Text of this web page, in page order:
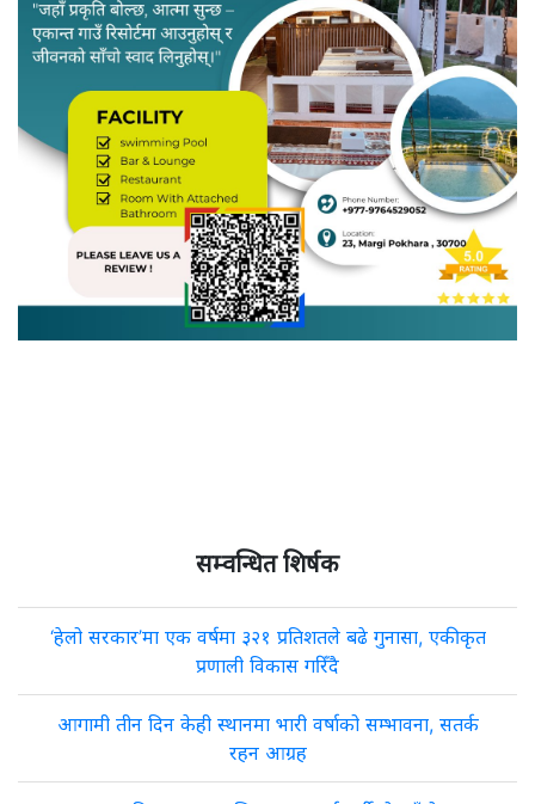
सम्वन्धित शिर्षक
‘हेलो सरकार’मा एक वर्षमा ३२१ प्रतिशतले बढे गुनासा, एकीकृत
प्रणाली विकास गरिँदै
आगामी तीन दिन केही स्थानमा भारी वर्षाको सम्भावना, सतर्क
रहन आग्रह